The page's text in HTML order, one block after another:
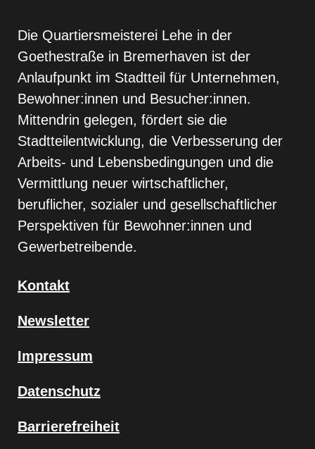
Die Quartiersmeisterei Lehe in der
Goethestraße in Bremerhaven ist der
Anlaufpunkt im Stadtteil für Unternehmen,
Bewohner:innen und Besucher:innen.
Mittendrin gelegen, fördert sie die
Stadtteilentwicklung, die Verbesserung der
Arbeits- und Lebensbedingungen und die
Vermittlung neuer wirtschaftlicher,
beruflicher, sozialer und gesellschaftlicher
Perspektiven für Bewohner:innen und
Gewerbetreibende.
Kontakt
Newsletter
Impressum
Datenschutz
Barrierefreiheit